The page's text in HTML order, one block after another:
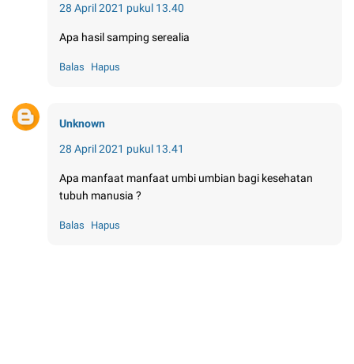
28 April 2021 pukul 13.40
Apa hasil samping serealia
Balas Hapus
Unknown
28 April 2021 pukul 13.41
Apa manfaat manfaat umbi umbian bagi kesehatan
tubuh manusia ?
Balas Hapus